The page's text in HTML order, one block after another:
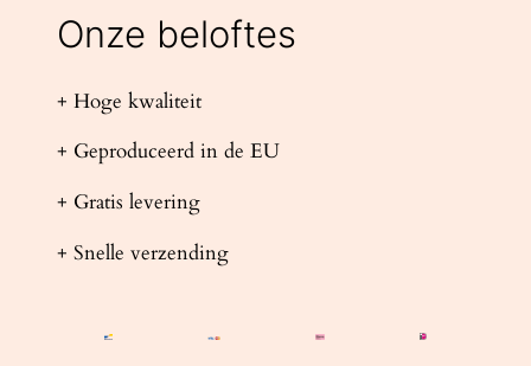
Onze beloftes
+ Hoge kwaliteit
+ Geproduceerd in de EU
+ Gratis levering
+ Snelle verzending